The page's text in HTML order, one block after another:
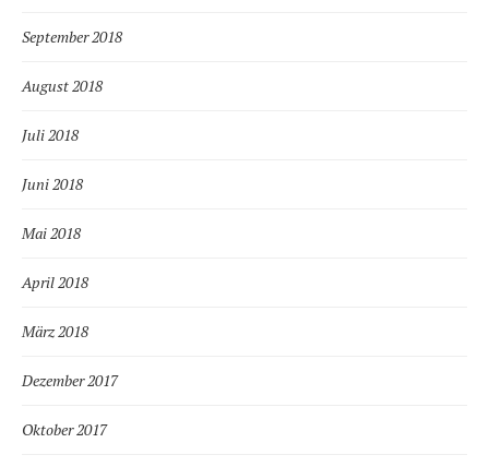
September 2018
August 2018
Juli 2018
Juni 2018
Mai 2018
April 2018
März 2018
Dezember 2017
Oktober 2017